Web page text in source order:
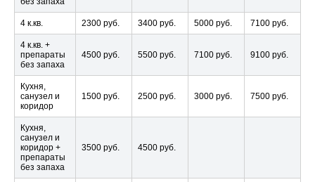
4 к.кв. 2300 руб. 3400 руб. 5000 руб. 7100 руб.
4 к.кв. +
препараты
без запаха
4500 руб. 5500 руб. 7100 руб. 9100 руб.
Кухня,
санузел и
коридор
1500 руб. 2500 руб. 3000 руб. 7500 руб.
Кухня,
санузел и
коридор +
препараты
без запаха
3500 руб. 4500 руб.